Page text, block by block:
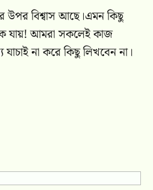
উপর বিশ্বাস আছে।এমন কিছু
যায়! আমরা সকলেই কাজ
না করে কিছু লিখবেন না।